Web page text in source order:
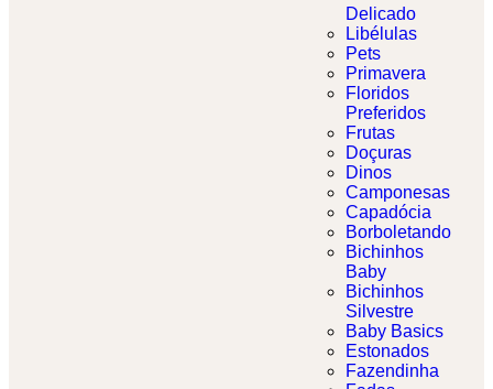
Delicado​
Libélulas
Pets
Primavera
Floridos
Preferidos
Frutas
Doçuras
Dinos
Camponesas
Capadócia
Borboletando
Bichinhos
Baby
Bichinhos
Silvestre
Baby Basics
Estonados
Fazendinha